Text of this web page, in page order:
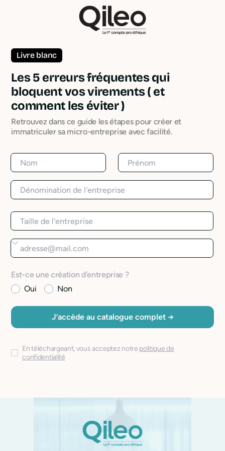
Livre blanc
Les 5 erreurs fréquentes qui
bloquent vos virements ( et
comment les éviter )
Retrouvez dans ce guide les étapes pour créer et
immatriculer sa micro-entreprise avec facilité.
Est-ce une création d’entreprise ?
Oui
Non
En téléchargeant, vous acceptez notre politique de
confidentialité